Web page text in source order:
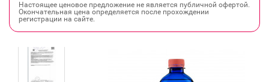
Настоящее ценовое предложение не является публичной офертой.
Окончательная цена определяется после прохождении
регистрации на сайте.